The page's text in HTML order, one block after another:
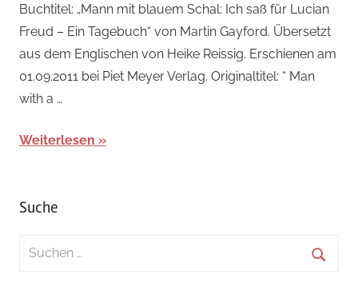
Buchtitel: „Mann mit blauem Schal: Ich saß für Lucian
Freud – Ein Tagebuch“ von Martin Gayford. Übersetzt
aus dem Englischen von Heike Reissig. Erschienen am
01.09.2011 bei Piet Meyer Verlag. Originaltitel: “ Man
with a …
Weiterlesen
Suche
Suchen